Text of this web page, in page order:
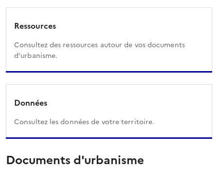
Ressources
Consultez des ressources autour de vos documents
d’urbanisme.
Données
Consultez les données de votre territoire.
Documents d'urbanisme